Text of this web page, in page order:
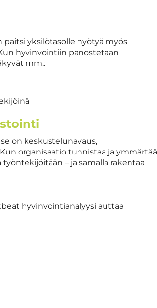
yksilötasolle hyötyä myös
hyvinvointiin panostetaan
mm.:
on keskustelunavaus,
organisaatio tunnistaa ja ymmärtää
– ja samalla rakentaa
hyvinvointianalyysi auttaa